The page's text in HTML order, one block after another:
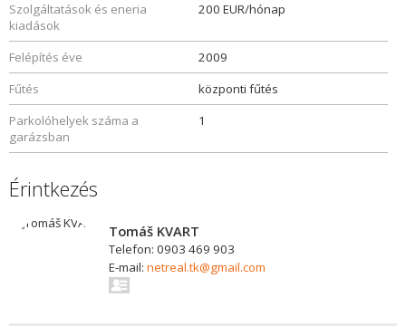
Szolgáltatások és eneria
kiadások
200 EUR/hónap
Felépítés éve
2009
Fűtés
központi fűtés
Parkolóhelyek száma a
garázsban
1
Érintkezés
Tomáš KVART
Telefon: 0903 469 903
E-mail: netreal.tk@gmail.com